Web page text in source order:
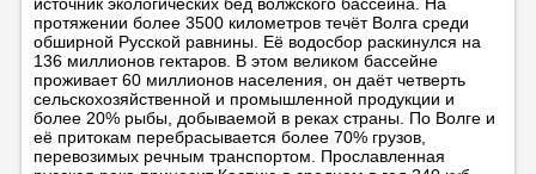
протяжении более 3500 километров течёт Волга среди
обширной Русской равнины. Её водосбор раскинулся на
136 миллионов гектаров. В этом великом бассейне
проживает 60 миллионов населения, он даёт четверть
сельскохозяйственной и промышленной продукции и
более 20% рыбы, добываемой в реках страны. По Волге и
её притокам перебрасывается более 70% грузов,
перевозимых речным транспортом. Прославленная